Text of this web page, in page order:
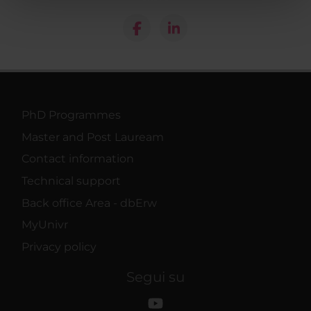
con altre informazioni che hai fornito loro o che hanno
PhD Programmes
Master and Post Lauream
Contact information
Technical support
Back office Area - dbErw
MyUnivr
Privacy policy
Segui su